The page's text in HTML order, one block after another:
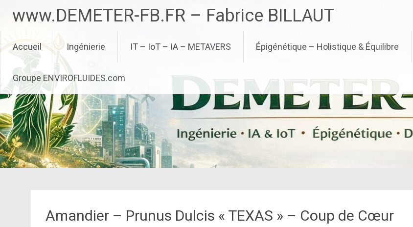
contenu
www.DEMETER-FB.FR – Fabrice BILLAUT
Accueil Ingénierie IT – IoT – IA – METAVERS Épigénétique – Holistique & Équilibre
Groupe ENVIROFLUIDES.com
Amandier – Prunus Dulcis « TEXAS » – Coup de Cœur